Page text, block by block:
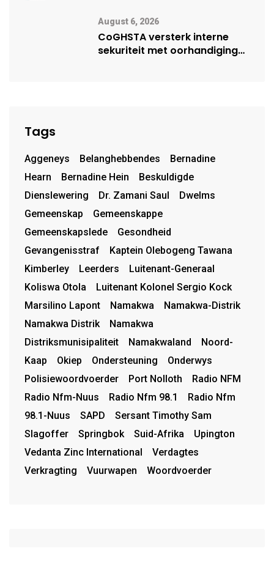
August 6, 2026
CoGHSTA versterk interne
sekuriteit met oorhandiging
Tags
Aggeneys Belanghebbendes
Bernadine
Hearn
Bernadine Hein
Beskuldigde
Dienslewering
Dr. Zamani Saul
Dwelms
Gemeenskap
Gemeenskappe
Gemeenskapslede
Gesondheid
Gevangenisstraf
Kaptein Olebogeng Tawana
Kimberley
Leerders
Luitenant-Generaal
Koliswa Otola
Luitenant Kolonel Sergio Kock
Marsilino Lapont
Namakwa
Namakwa-Distrik
Namakwa Distrik
Namakwa
Distriksmunisipaliteit
Namakwaland
Noord-
Kaap
Okiep Ondersteuning
Onderwys
Polisiewoordvoerder
Port Nolloth
Radio NFM
Radio Nfm-Nuus
Radio Nfm 98.1
Radio Nfm
98.1-Nuus
SAPD
Sersant Timothy Sam
Slagoffer
Springbok Suid-Afrika
Upington
Vedanta Zinc International
Verdagtes
Verkragting
Vuurwapen Woordvoerder